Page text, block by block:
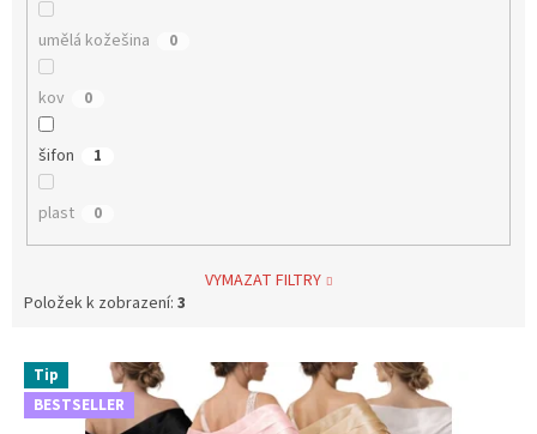
umělá kožešina 0
kov 0
šifon 1
plast 0
VYMAZAT FILTRY
Položek k zobrazení: 3
V
p
Tip
BESTSELLER